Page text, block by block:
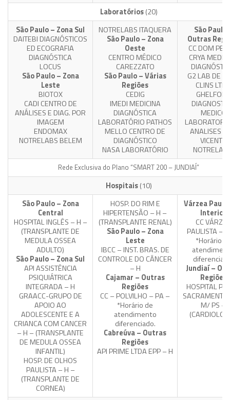
Laboratórios(20)
São Paulo – Zona Sul
DAITEBI DIAGNÓSTICOS
ED ECOGRAFIA
DIAGNÓSTICA
LOCUS
São Paulo – Zona
Leste
BIOTOX
CADI CENTRO DE
ANÁLISES E DIAG. POR
IMAGEM
ENDOMAX
NOTRELABS BELEM
NOTRELABS ITAQUERA
São Paulo – Zona
Oeste
CENTRO MÉDICO
CAREZZATO
São Paulo – Várias
Regiões
CEDIG
IMEDI MEDICINA
DIAGNÓSTICA
LABORATÓRIO PATHOS
MELLO CENTRO DE
DIAGNÓSTICO
NASA LABORATÓRIO
São Paulo
Outras
CC DOM
CRYA
G2 LAB DE
CLINS
MEDICO
ANALISES
VICENTE
Rede Exclusiva do Plano “SMART 200 – JUNDIAÍ”
Hospitais(10)
São Paulo – Zona
Central
HOSPITAL INGLÊS – H –
(TRANSPLANTE DE
MEDULA OSSEA
ADULTO)
São Paulo – Zona Sul
API ASSISTÊNCIA
PSIQUIÁTRICA
INTEGRADA – H
GRAACC-GRUPO DE
APOIO AO
ADOLESCENTE E A
CRIANCA COM CANCER
– H – (TRANSPLANTE
DE MEDULA OSSEA
INFANTIL)
HOSP. DE OLHOS
PAULISTA – H –
(TRANSPLANTE DE
CORNEA)
HOSP. DO RIM E
HIPERTENSÃO – H –
(TRANSPLANTE RENAL)
São Paulo – Zona
Leste
IBCC – INST. BRAS. DE
CONTROLE DO CÂNCER
– H
Cajamar – Outras
Regiões
CC – POLVILHO – PA –
*Horário de
atendimento
diferenciado.
Cabreúva – Outras
Regiões
API PRIME LTDA EPP – H
Várzea
Interior
CC
PAULISTA –
*Horário
Jundiaí –
Regiões
HOSPITAL
M/ PS –